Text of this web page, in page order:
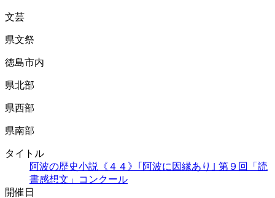
文芸
県文祭
徳島市内
県北部
県西部
県南部
タイトル
阿波の歴史小説《４４》｢阿波に因縁あり｣ 第９回「読
書感想文」コンクール
開催日